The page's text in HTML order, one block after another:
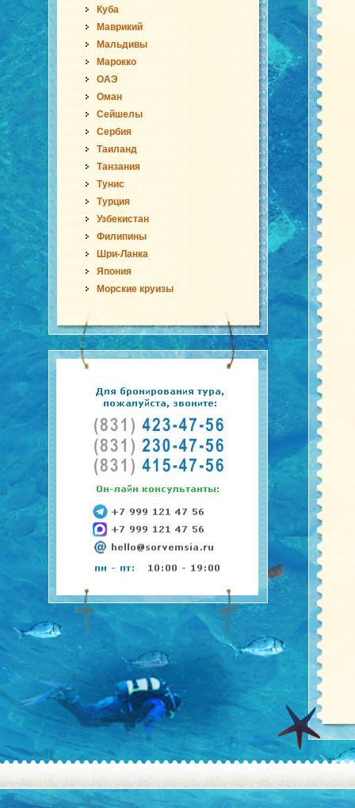
Куба
Маврикий
Мальдивы
Марокко
ОАЭ
Оман
Сейшелы
Сербия
Таиланд
Танзания
Тунис
Турция
Узбекистан
Филипины
Шри-Ланка
Япония
Морские круизы